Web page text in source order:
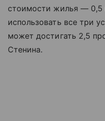
стоимости жилья — 0,5
использовать все три
может достигать 2,5
Стенина.